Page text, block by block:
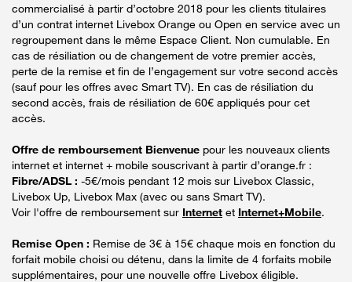
commercialisé à partir d’octobre 2018 pour les clients titulaires
d’un contrat internet Livebox Orange ou Open en service avec un
regroupement dans le même Espace Client. Non cumulable. En
cas de résiliation ou de changement de votre premier accès,
perte de la remise et fin de l’engagement sur votre second accès
(sauf pour les offres avec Smart TV). En cas de résiliation du
second accès, frais de résiliation de 60€ appliqués pour cet
accès.
Offre de remboursement Bienvenue pour les nouveaux clients
internet et internet + mobile souscrivant à partir d’orange.fr :
Fibre/ADSL : -5€/mois pendant 12 mois sur Livebox Classic,
Livebox Up, Livebox Max (avec ou sans Smart TV).
Voir l'offre de remboursement sur Internet et Internet+Mobile.
Remise Open : Remise de 3€ à 15€ chaque mois en fonction du
forfait mobile choisi ou détenu, dans la limite de 4 forfaits mobile
supplémentaires, pour une nouvelle offre Livebox éligible.